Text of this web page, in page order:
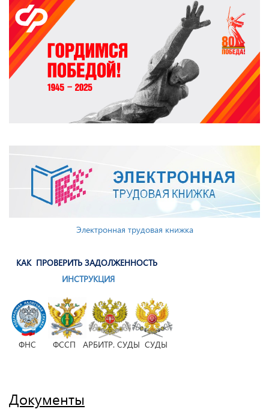
Электронная трудовая книжка
КАК ПРОВЕРИТЬ ЗАДОЛЖЕННОСТЬ
ИНСТРУКЦИЯ
ФНС ФССП АРБИТР. СУДЫ СУДЫ
Документы